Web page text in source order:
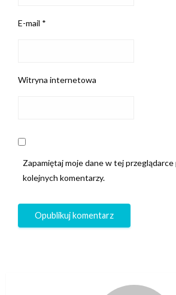
E-mail *
Witryna internetowa
Zapamiętaj moje dane w tej przeglądarce
kolejnych komentarzy.